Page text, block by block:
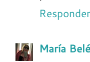
Responder
María